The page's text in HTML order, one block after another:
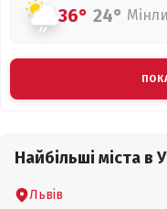
36° 24°
Найбільші міста в
Львів